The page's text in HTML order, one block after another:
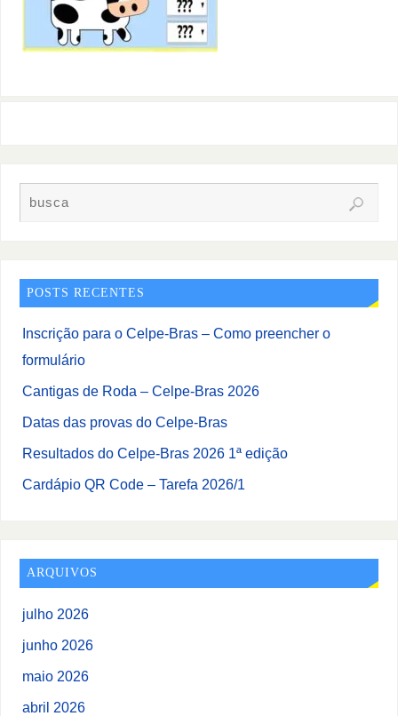
POSTS RECENTES
Inscrição para o Celpe-Bras – Como preencher o
formulário
Cantigas de Roda – Celpe-Bras 2026
Datas das provas do Celpe-Bras
Resultados do Celpe-Bras 2026 1ª edição
Cardápio QR Code – Tarefa 2026/1
ARQUIVOS
julho 2026
junho 2026
maio 2026
abril 2026